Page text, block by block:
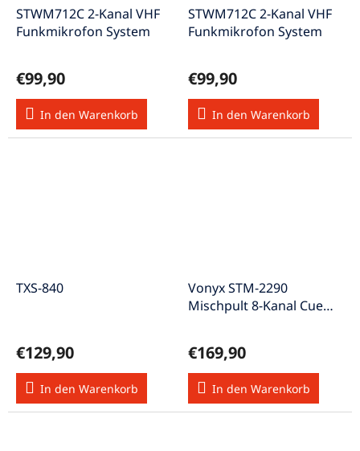
STWM712C 2-Kanal VHF
Funkmikrofon System
€99,90
In den Warenkorb
STWM712C 2-Kanal VHF
Funkmikrofon System
€99,90
In den Warenkorb
TXS-840
€129,90
In den Warenkorb
Vonyx STM-2290
Mischpult 8-Kanal Cue
€169,90
In den Warenkorb